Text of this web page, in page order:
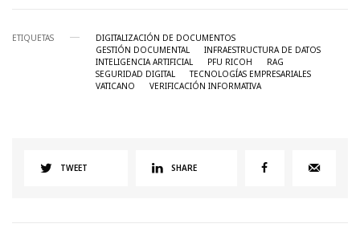
ETIQUETAS
DIGITALIZACIÓN DE DOCUMENTOS
GESTIÓN DOCUMENTAL
INFRAESTRUCTURA DE DATOS
INTELIGENCIA ARTIFICIAL
PFU RICOH
RAG
SEGURIDAD DIGITAL
TECNOLOGÍAS EMPRESARIALES
VATICANO
VERIFICACIÓN INFORMATIVA
TWEET SHARE